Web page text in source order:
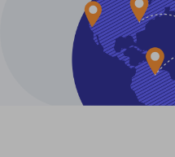
Xác minh
Quét và thu
CÔNG CỤ MIỄN PHÍ
Trình kiểm tra
Blog
Hướng dẫn sử
中文
English
Thưởng thứcGiảm
Khu dân cư $0/GB